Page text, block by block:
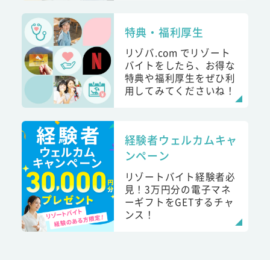
特典・福利厚生
リゾバ.com でリゾート
バイトをしたら、お得な
特典や福利厚生をぜひ利
用してみてくださいね！
経験者ウェルカムキャ
ンペーン
リゾートバイト経験者必
見！3万円分の電子マネ
ーギフトをGETするチャ
ンス！